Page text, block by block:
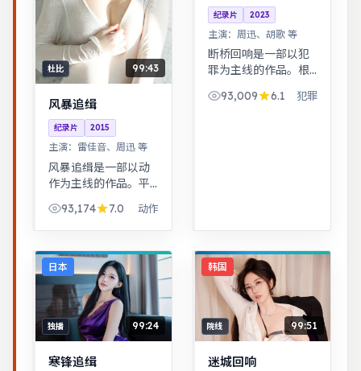
杜比 99:43
风暴追缉
纪录片 2015
主演： 雷佳音、周迅 等
风暴追缉是一部以动
作为主线的作品。平
里做出艰难抉择，最
终与自我和解。治愈
缓，适合放松解压观
看。
93,174 7.0 动作
纪录片 2023
主演： 周迅、胡歌 等
断桥回响是一部以犯
罪为主线的作品。根
实感强，表演克制而
93,009 6.1 犯罪
日本
独播 99:24
寒锋追缉
韩国
院线 99:51
迷城回响